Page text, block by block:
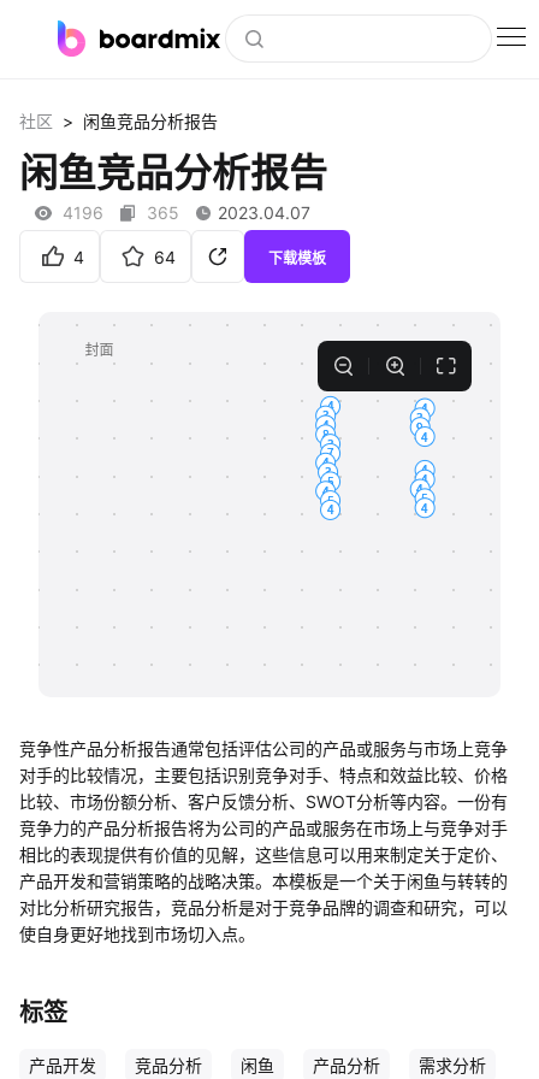
社区资源
下载
私有化部署
支持
知识分享社区
社区 > 闲鱼竞品分析报告
闲鱼竞品分析报告
4196 365 2023.04.07
4 64 下载模板
竞争性产品分析报告通常包括评估公司的产品或服务与市场上竞争
对手的比较情况，主要包括识别竞争对手、特点和效益比较、价格
比较、市场份额分析、客户反馈分析、SWOT分析等内容。一份有
竞争力的产品分析报告将为公司的产品或服务在市场上与竞争对手
相比的表现提供有价值的见解，这些信息可以用来制定关于定价、
产品开发和营销策略的战略决策。本模板是一个关于闲鱼与转转的
对比分析研究报告，竞品分析是对于竞争品牌的调查和研究，可以
使自身更好地找到市场切入点。
标签
产品开发 竞品分析 闲鱼 产品分析 需求分析